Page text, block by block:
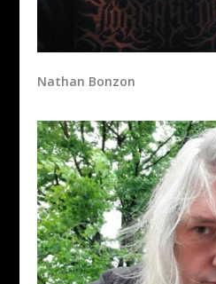
Nathan Bonzon